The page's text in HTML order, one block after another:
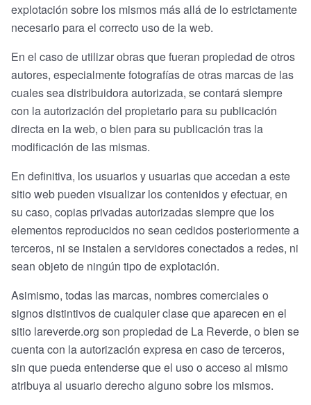
explotación sobre los mismos más allá de lo estrictamente
necesario para el correcto uso de la web.
En el caso de utilizar obras que fueran propiedad de otros
autores, especialmente fotografías de otras marcas de las
cuales sea distribuidora autorizada, se contará siempre
con la autorización del propietario para su publicación
directa en la web, o bien para su publicación tras la
modificación de las mismas.
En definitiva, los usuarios y usuarias que accedan a este
sitio web pueden visualizar los contenidos y efectuar, en
su caso, copias privadas autorizadas siempre que los
elementos reproducidos no sean cedidos posteriormente a
terceros, ni se instalen a servidores conectados a redes, ni
sean objeto de ningún tipo de explotación.
Asimismo, todas las marcas, nombres comerciales o
signos distintivos de cualquier clase que aparecen en el
sitio lareverde.org son propiedad de La Reverde, o bien se
cuenta con la autorización expresa en caso de terceros,
sin que pueda entenderse que el uso o acceso al mismo
atribuya al usuario derecho alguno sobre los mismos.